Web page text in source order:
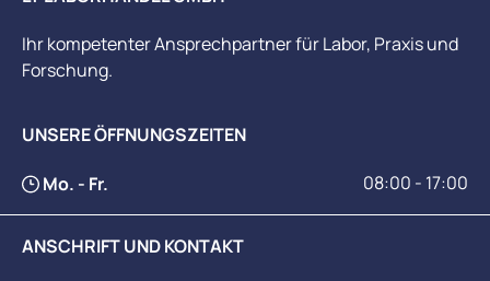
Ihr kompetenter Ansprechpartner für Labor, Praxis und
Forschung.
UNSERE ÖFFNUNGSZEITEN
Mo. - Fr. 08:00 - 17:00
ANSCHRIFT UND KONTAKT